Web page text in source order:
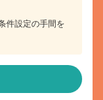
件設定の手間を